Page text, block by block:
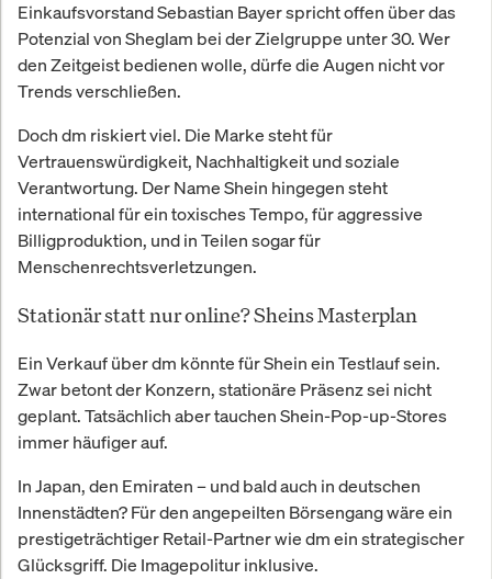
Einkaufsvorstand Sebastian Bayer spricht offen über das
Potenzial von Sheglam bei der Zielgruppe unter 30. Wer
den Zeitgeist bedienen wolle, dürfe die Augen nicht vor
Trends verschließen.
Doch dm riskiert viel. Die Marke steht für
Vertrauenswürdigkeit, Nachhaltigkeit und soziale
Verantwortung. Der Name Shein hingegen steht
international für ein toxisches Tempo, für aggressive
Billigproduktion, und in Teilen sogar für
Menschenrechtsverletzungen.
Stationär statt nur online? Sheins Masterplan
Ein Verkauf über dm könnte für Shein ein Testlauf sein.
Zwar betont der Konzern, stationäre Präsenz sei nicht
geplant. Tatsächlich aber tauchen Shein-Pop-up-Stores
immer häufiger auf.
In Japan, den Emiraten – und bald auch in deutschen
Innenstädten? Für den angepeilten Börsengang wäre ein
prestigeträchtiger Retail-Partner wie dm ein strategischer
Glücksgriff. Die Imagepolitur inklusive.